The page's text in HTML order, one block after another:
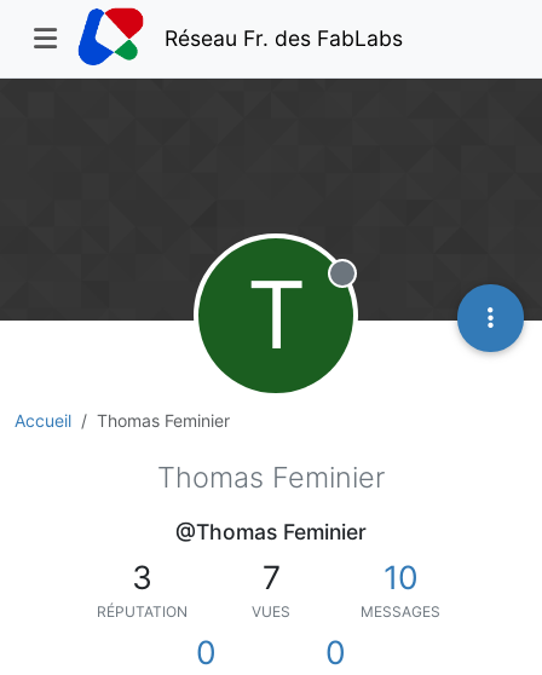
Réseau Fr. des FabLabs
Accueil Thomas Feminier
T Hors-ligne
Thomas Feminier
@Thomas Feminier
3
RÉPUTATION
7
VUES
10
MESSAGES
0 0